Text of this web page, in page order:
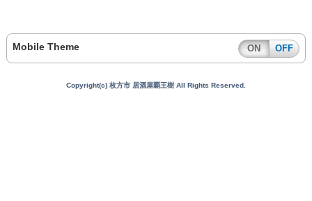
Mobile Theme ON OFF
Copyright(c) 枚方市 居酒屋覇王樹 All Rights Reserved.